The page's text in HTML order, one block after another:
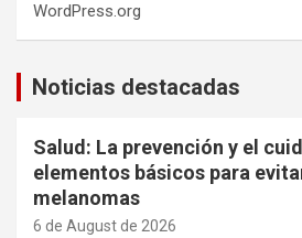
WordPress.org
Noticias destacadas
Salud: La prevención y el
elementos básicos para
melanomas
6 de August de 2026